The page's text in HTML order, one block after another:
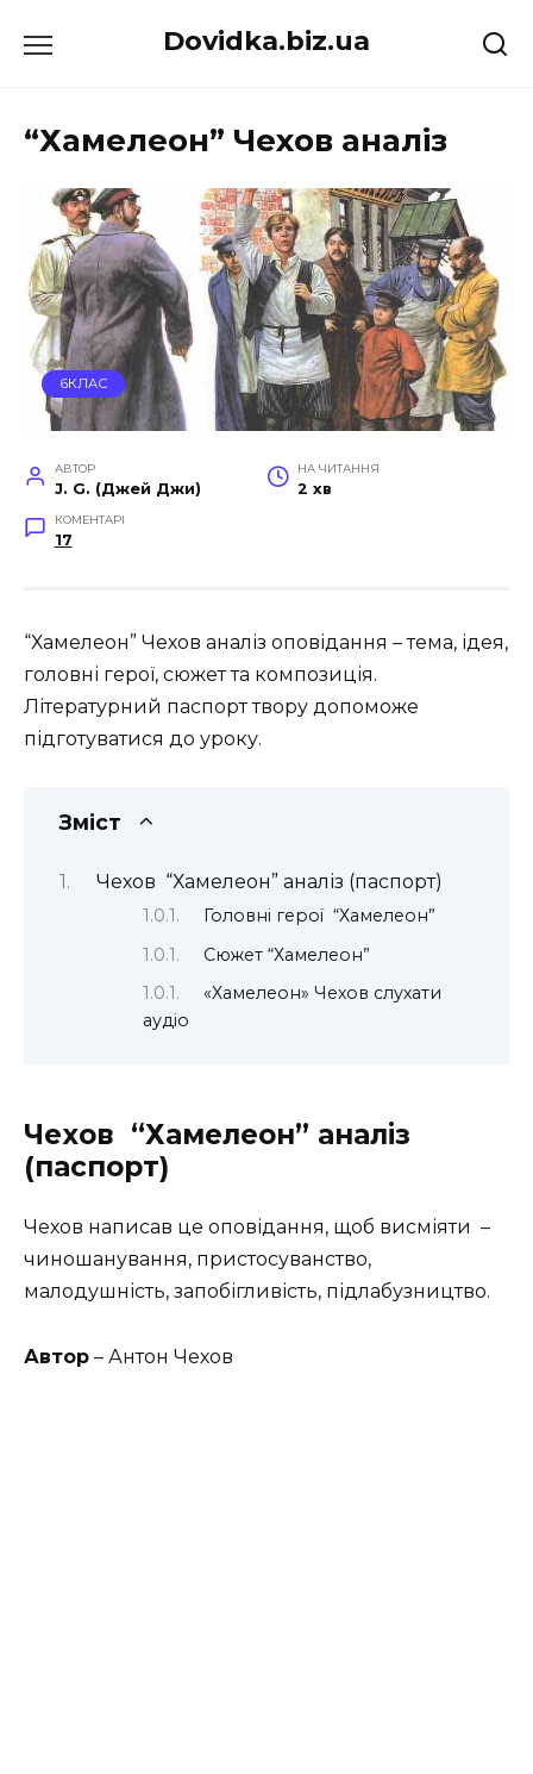
до
Dovidka.biz.ua
“Хамелеон” Чехов аналіз
6КЛАС
АВТОР
J. G. (Джей Джи)
НА ЧИТАННЯ
2 хв
КОМЕНТАРІ
17
“Хамелеон” Чехов аналіз оповідання – тема, ідея,
головні герої, сюжет та композиція.
Літературний паспорт твору допоможе
підготуватися до уроку.
Зміст
Чехов “Хамелеон” аналіз (паспорт)
Головні герої “Хамелеон”
Сюжет “Хамелеон”
«Хамелеон» Чехов слухати
аудіо
Чехов “Хамелеон” аналіз
(паспорт)
Чехов написав це оповідання, щоб висміяти –
чиношанування, пристосуванство,
малодушність, запобігливість, підлабузництво.
Автор – Антон Чехов